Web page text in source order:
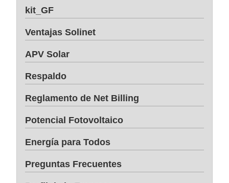
kit_GF
Ventajas Solinet
APV Solar
Respaldo
Reglamento de Net Billing
Potencial Fotovoltaico
Energía para Todos
Preguntas Frecuentes